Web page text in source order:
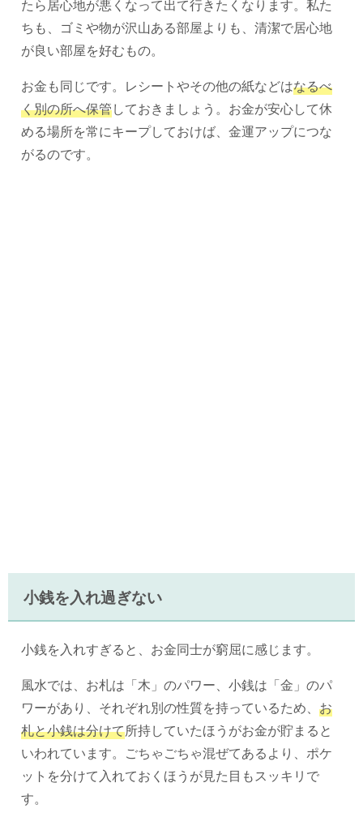
たら居心地が悪くなって出て行きたくなります。私た
ちも、ゴミや物が沢山ある部屋よりも、清潔で居心地
が良い部屋を好むもの。
お金も同じです。レシートやその他の紙などはなるべ
く別の所へ保管しておきましょう。お金が安心して休
める場所を常にキープしておけば、金運アップにつな
がるのです。
小銭を入れ過ぎない
小銭を入れすぎると、お金同士が窮屈に感じます。
風水では、お札は「木」のパワー、小銭は「金」のパ
ワーがあり、それぞれ別の性質を持っているため、 お
札と小銭は分けて所持していたほうがお金が貯まると
いわれています。ごちゃごちゃ混ぜてあるより、ポケ
ットを分けて入れておくほうが見た目もスッキリで
す。